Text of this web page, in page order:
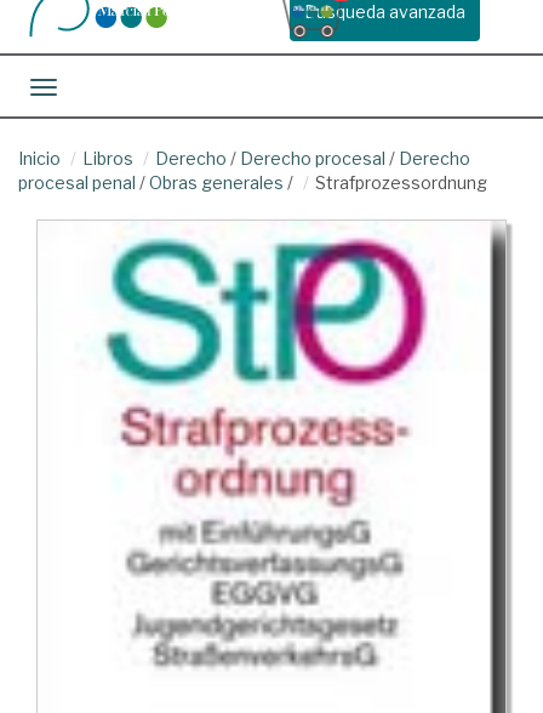
Busqueda avanzada
Toggle navigation
Inicio Libros Derecho / Derecho procesal / Derecho
procesal penal /Obras generales / Strafprozessordnung